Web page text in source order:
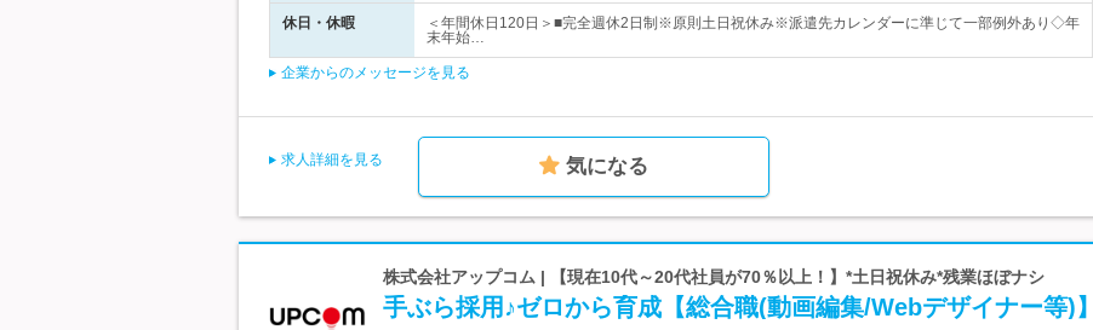
休日・休暇
＜年間休日120日＞■完全週休2日制※原則土日祝休み※派遣先カレンダーに準じて一部例外あり◇年
末年始…
企業からのメッセージを見る
求人詳細を見る 気になる
株式会社アップコム | 【現在10代～20代社員が70％以上！】*土日祝休み*残業ほぼナシ
手ぶら採用♪ゼロから育成【総合職(動画編集/Webデザイナー等)】